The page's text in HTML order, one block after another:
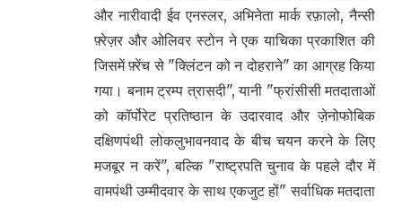
और नारीवादी ईव एनस्लर, अभिनेता मार्क रफ़ालो, नैन्सी
फ़्रेज़र और ओलिवर स्टोन ने एक याचिका प्रकाशित की
जिसमें फ़्रेंच से "क्लिंटन को न दोहराने" का आग्रह किया
गया। बनाम ट्रम्प त्रासदी", यानी "फ्रांसीसी मतदाताओं
को कॉर्पोरेट प्रतिष्ठान के उदारवाद और ज़ेनोफोबिक
दक्षिणपंथी लोकलुभावनवाद के बीच चयन करने के लिए
मजबूर न करें", बल्कि "राष्ट्रपति चुनाव के पहले दौर में
वामपंथी उम्मीदवार के साथ एकजुट हों" सर्वाधिक मतदाता